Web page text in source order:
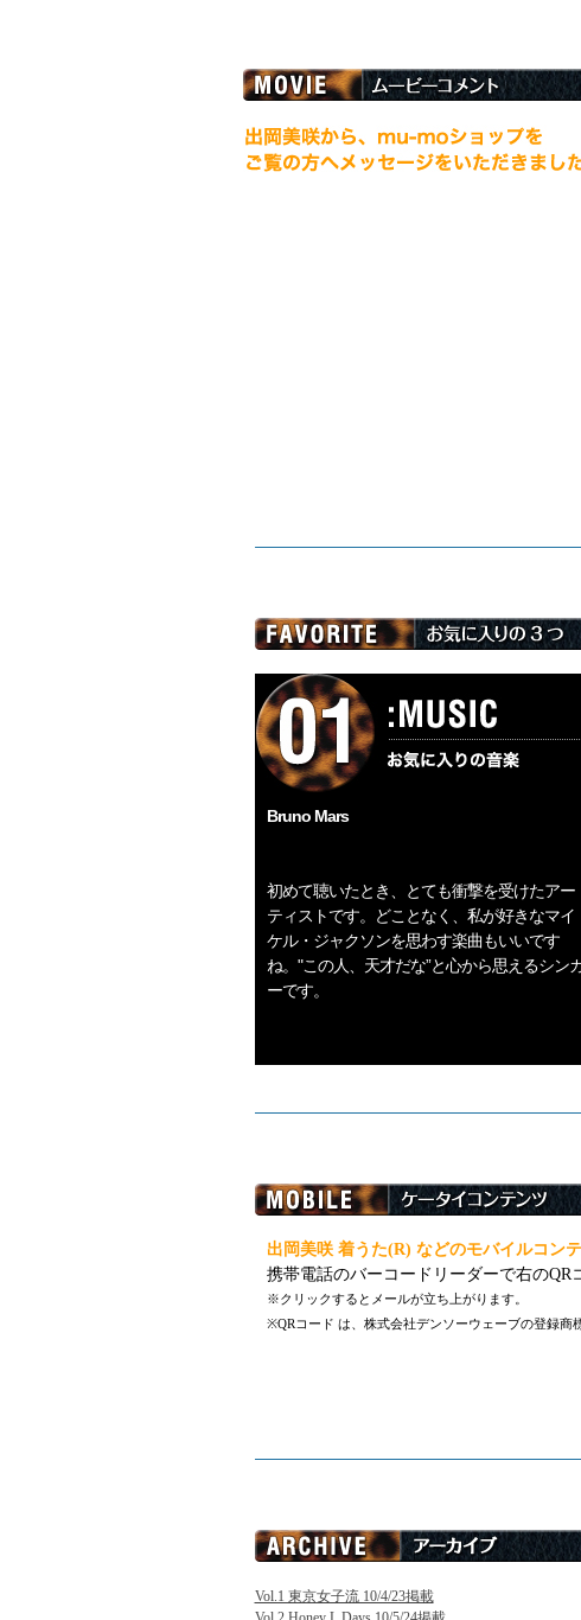
Bruno Mars
初めて聴いたとき、とても衝撃を受けたアー
ティストです。どことなく、私が好きなマイ
ケル・ジャクソンを思わす楽曲もいいです
ね。"この人、天才だな”と心から思えるシン
ーです。
出岡美咲 着うた(R) などのモバイルコン
携帯電話のバーコードリーダーで右のQR
※クリックするとメールが立ち上がります。
※QRコード は、株式会社デンソーウェーブの登録商
Vol.1 東京女子流 10/4/23掲載